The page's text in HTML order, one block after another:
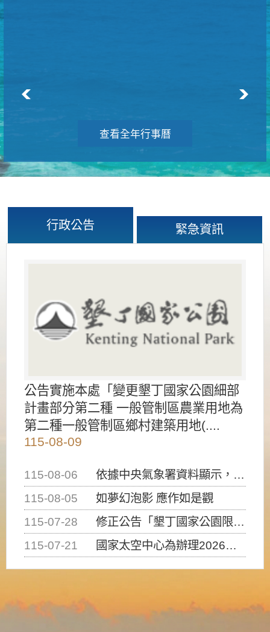
查看全年行事曆
行政公告 緊急資訊
公告實施本處「變更墾丁國家公園細部
計畫部分第二種 一般管制區農業用地為
第二種一般管制區鄉村建築用地(....
115-08-09
115-08-06
依據中央氣象署資料顯示，白海豚颱風持續接近臺灣，請密切注意動向及早完成防災應變準備
115-08-05
如夢幻泡影 應作如是觀
115-07-28
修正公告「墾丁國家公園限制水域遊憩活動之種類、範圍、時間及行為」，自即日生效。
115-07-21
國家太空中心為辦理2026台灣盃火箭競賽，陸、海、空域警戒及協調相關事宜，因颱風備案事宜